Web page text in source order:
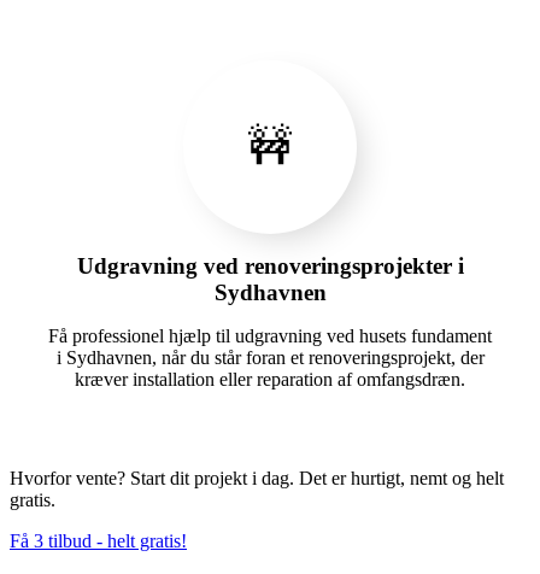
🚧
Udgravning ved renoveringsprojekter i
Sydhavnen
Få professionel hjælp til udgravning ved husets fundament
i Sydhavnen, når du står foran et renoveringsprojekt, der
kræver installation eller reparation af omfangsdræn.
Hvorfor vente? Start dit projekt i dag. Det er hurtigt, nemt og helt
gratis.
Få 3 tilbud - helt gratis!